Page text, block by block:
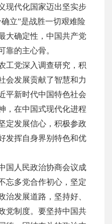
现代化国家迈出坚实步
立”是战胜一切艰难险
大确定性，中国共产党
靠的主心骨。
工党深入调查研究，积
会发展贡献了智慧和力
平新时代中国特色社会
，在中国式现代化进程
定发展信心，积极参政
发挥自身界别特色和优
国人民政治协商会议成
忘多党合作初心，坚定
治发展道路，坚持好、
党制度。要坚持中国共